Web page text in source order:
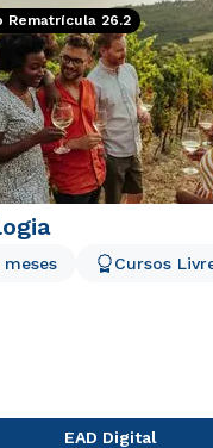
Rematrícula 26.2
meses Cursos
EAD Digital
e
para o
e
para o